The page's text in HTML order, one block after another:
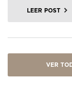
LEER POST
VER